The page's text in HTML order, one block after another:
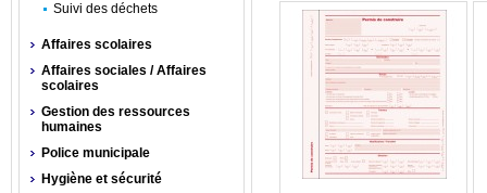
Suivi des déchets
Affaires scolaires
Affaires sociales / Affaires
scolaires
Gestion des ressources
humaines
Police municipale
Hygiène et sécurité